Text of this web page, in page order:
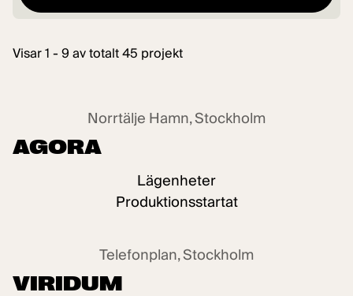
Visar 1 - 9 av totalt 45 projekt
Norrtälje Hamn, Stockholm
AGORA
Lägenheter
Produktionsstartat
Telefonplan, Stockholm
VIRIDUM